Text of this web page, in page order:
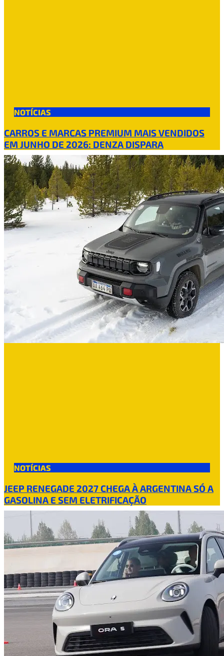
NOTÍCIAS
CARROS E MARCAS PREMIUM MAIS VENDIDOS
EM JUNHO DE 2026: DENZA DISPARA
NOTÍCIAS
JEEP RENEGADE 2027 CHEGA À ARGENTINA SÓ A
GASOLINA E SEM ELETRIFICAÇÃO